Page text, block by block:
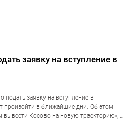
заявку на вступление в
подать заявку на вступление в
произойти в ближайшие дни. Об этом
Косово на новую траекторию», —